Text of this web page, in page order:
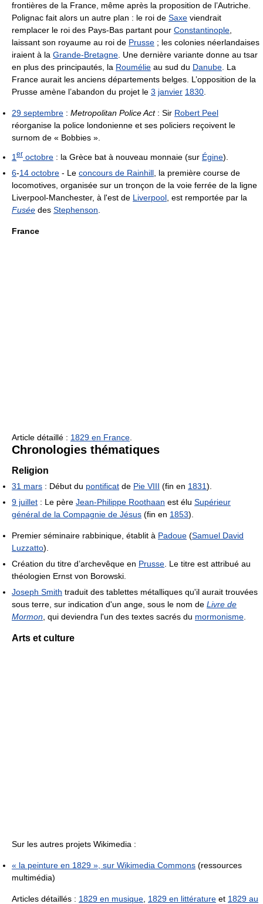
frontières de la France, même après la proposition de l’Autriche.
Polignac fait alors un autre plan : le roi de Saxe viendrait
remplacer le roi des Pays-Bas partant pour Constantinople
laissant son royaume au roi de Prusse ; les colonies néerlandaises
iraient à la Grande-Bretagne . Une dernière variante donne au tsar
en plus des principautés, la Roumélie au sud du Danube . La
France aurait les anciens départements belges. L’opposition de la
Prusse amène l’abandon du projet le 3 janvier 1830
29 septembre : Metropolitan Police Act: Sir Robert Peel
réorganise la police londonienne et ses policiers reçoivent le
surnom de « Bobbies ».
1 er octobre : la Grèce bat à nouveau monnaie (sur Égine).
6-14 octobre - Le concours de Rainhill , la première course de
locomotives, organisée sur un tronçon de la voie ferrée de la ligne
Liverpool-Manchester, à l'est de Liverpool , est remportée par la
Fusée des Stephenson
France
Article détaillé : 1829 en France
Chronologies thématiques
Religion
31 mars : Début du pontificat de Pie VIII (fin en 1831).
9 juillet : Le père Jean-Philippe Roothaan est élu Supérieur
général de la Compagnie de Jésus (fin en 1853).
Premier séminaire rabbinique, établit à Padoue (Samuel David
Luzzatto).
Création du titre d’archevêque en Prusse . Le titre est attribué au
théologien Ernst von Borowski.
Joseph Smith traduit des tablettes métalliques qu'il aurait trouvées
sous terre, sur indication d'un ange, sous le nom de Livre de
Mormon , qui deviendra l'un des textes sacrés du mormonisme
Arts et culture
Sur les autres projets Wikimedia :
« la peinture en 1829 », sur Wikimedia Commons (ressources
multimédia)
Articles détaillés : 1829 en musique 1829 en littérature et 1829 au